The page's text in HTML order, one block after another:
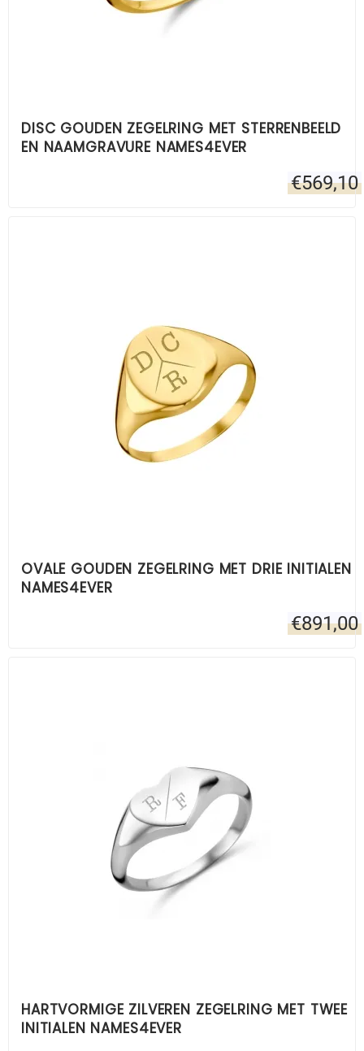
DISC GOUDEN ZEGELRING MET STERRENBEELD
EN NAAMGRAVURE NAMES4EVER
€569,10
OVALE GOUDEN ZEGELRING MET DRIE INITIALEN
NAMES4EVER
€891,00
HARTVORMIGE ZILVEREN ZEGELRING MET TWEE
INITIALEN NAMES4EVER